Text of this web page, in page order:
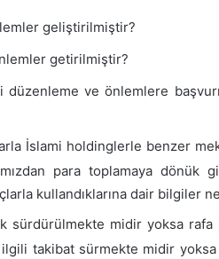
geliştirilmiştir?
getirilmiştir?
ve önlemlere
İslami holdinglerle benzer
para toplamaya dönük
kullandıklarına dair bilgiler
midir yoksa rafa
ilgili takibat sürmekte midir